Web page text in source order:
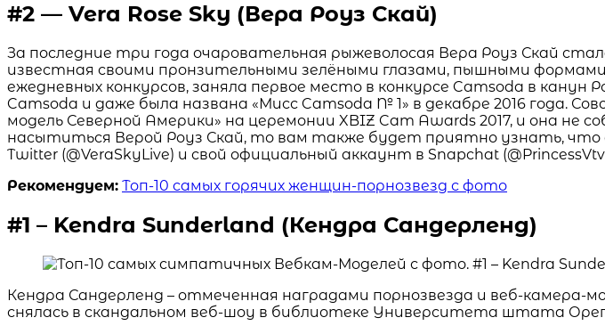
#2 — Vera Rose Sky (Вера Роуз Скай)
За последние три года очаровательная рыжеволосая Вера Роуз Скай
известная своими пронзительными зелёными глазами, пышными
ежедневных конкурсов, заняла первое место в конкурсе Camsoda в
Camsoda и даже была названа «Мисс Camsoda № 1» в декабре 2016 года.
модель Северной Америки» на церемонии XBIZ Cam Awards 2017, и она
насытиться Верой Роуз Скай, то вам также будет приятно узнать, что
Twitter (@VeraSkyLive) и свой официальный аккаунт в Snapchat
Рекомендуем: Топ-10 самых горячих женщин-порнозвезд с фото
#1 – Kendra Sunderland (Кендра Сандерленд)
Кендра Сандерленд – отмеченная наградами порнозвезда и веб-камера-
снялась в скандальном веб-шоу в библиотеке Университета штата